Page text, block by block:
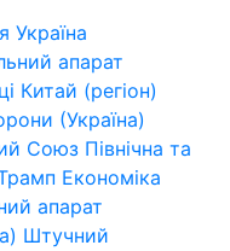
Україна
апарат
Китай (регіон)
(Україна)
Союз Північна та
Економіка
апарат
Штучний